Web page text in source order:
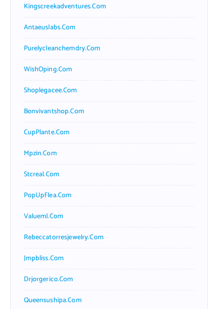
Kingscreekadventures.com
Antaeuslabs.com
Purelycleanchemdry.com
WishOping.com
Shoplegacee.com
Bonvivantshop.com
CupPlante.com
Mpzin.com
Stcreal.com
PopUpFlea.com
Valueml.com
Rebeccatorresjewelry.com
Jmpbliss.com
Drjorgerico.com
Queensushipa.com